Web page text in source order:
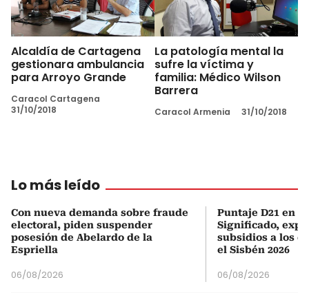
Alcaldía de Cartagena
gestionara ambulancia
para Arroyo Grande
Caracol Cartagena
31/10/2018
La patología mental la
sufre la víctima y
familia: Médico Wilson
Barrera
Caracol Armenia 31/10/2018
Lo más leído
Con nueva demanda sobre fraude
electoral, piden suspender
posesión de Abelardo de la
Espriella
06/08/2026
Puntaje D21 en
Significado,
subsidios a los
el Sisbén 2026
06/08/2026